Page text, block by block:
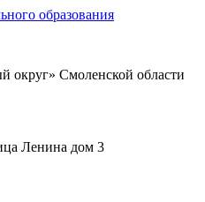
округ» Смоленской области
Ленина дом 3